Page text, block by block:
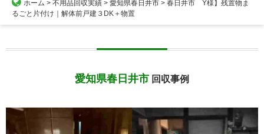
ホーム > 不用品回収実績 > 愛知県春日井市 > 春日井市 Y様】残置物ま
るごと片付け｜解体前戸建３DK＋物置
愛知県春日井市 回収事例